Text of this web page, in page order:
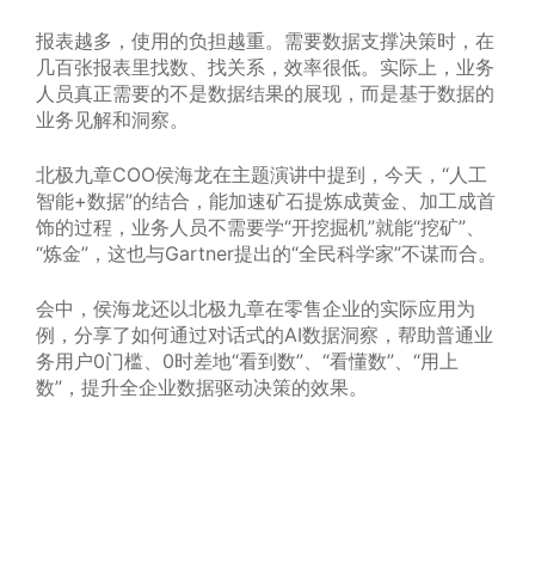
报表越多，使用的负担越重。需要数据支撑决策时，在
几百张报表里找数、找关系，效率很低。实际上，业务
人员真正需要的不是数据结果的展现，而是基于数据的
业务见解和洞察。
北极九章COO侯海龙在主题演讲中提到，今天，“人工
智能+数据”的结合，能加速矿石提炼成黄金、加工成首
饰的过程，业务人员不需要学“开挖掘机”就能“挖矿”、
“炼金”，这也与Gartner提出的“全民科学家”不谋而合。
会中，侯海龙还以北极九章在零售企业的实际应用为
例，分享了如何通过对话式的AI数据洞察，帮助普通业
务用户0门槛、0时差地“看到数”、“看懂数”、“用上
数”，提升全企业数据驱动决策的效果。